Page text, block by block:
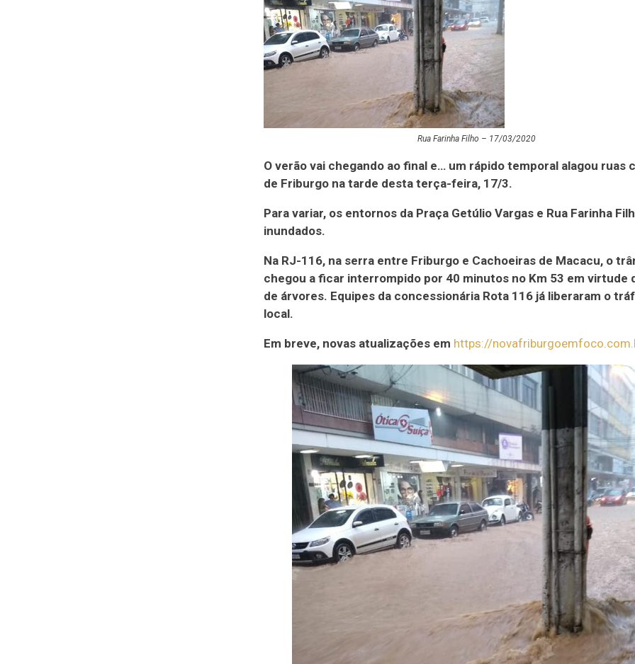
Rua Farinha Filho – 17/03/2020
O verão vai chegando ao final e… um rápido temporal alagou ruas
de Friburgo na tarde desta terça-feira, 17/3.
Para variar, os entornos da Praça Getúlio Vargas e Rua Farinha
inundados.
Na RJ-116, na serra entre Friburgo e Cachoeiras de Macacu, o
chegou a ficar interrompido por 40 minutos no Km 53 em virtude
de árvores. Equipes da concessionária Rota 116 já liberaram o
local.
Em breve, novas atualizações em https://